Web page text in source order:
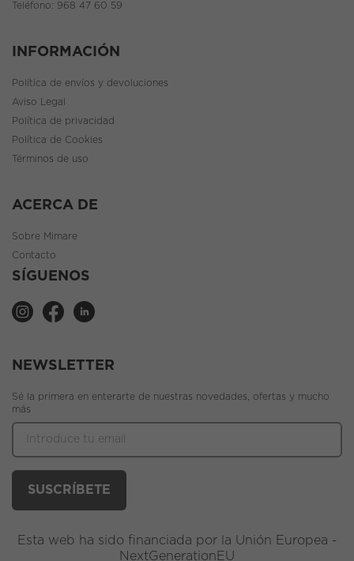
Teléfono: 968 47 60 59
INFORMACIÓN
Política de envíos y devoluciones
Aviso Legal
Política de privacidad
Política de Cookies
Términos de uso
ACERCA DE
Sobre Mimare
Contacto
SÍGUENOS
NEWSLETTER
Sé la primera en enterarte de nuestras novedades, ofertas y mucho
más
Esta web ha sido financiada por la Unión Europea -
NextGenerationEU